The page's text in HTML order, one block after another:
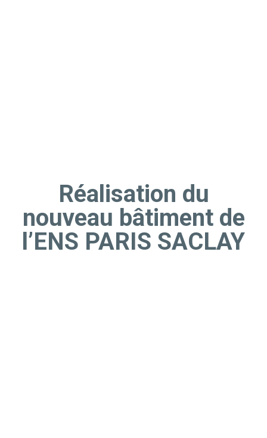
Réalisation du
nouveau bâtiment de
l’ENS PARIS SACLAY